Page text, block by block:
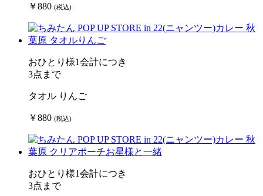
￥880 (税込)
おひとり様1会計につき
3点まで
タオル りんご
￥880 (税込)
おひとり様1会計につき
3点まで